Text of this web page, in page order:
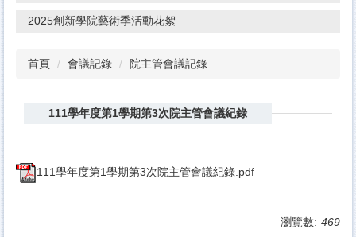
2025創新學院藝術季活動花絮
首頁 會議記錄 院主管會議記錄
111學年度第1學期第3次院主管會議紀錄
111學年度第1學期第3次院主管會議紀錄.pdf
瀏覽數: 469